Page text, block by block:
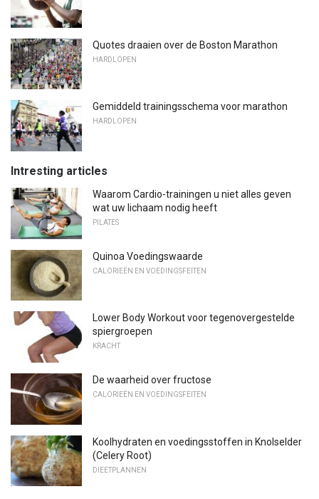
Quotes draaien over de Boston Marathon
HARDLOPEN
Gemiddeld trainingsschema voor marathon
HARDLOPEN
Intresting articles
Waarom Cardio-trainingen u niet alles geven
wat uw lichaam nodig heeft
PILATES
Quinoa Voedingswaarde
CALORIEËN EN VOEDINGSFEITEN
Lower Body Workout voor tegenovergestelde
spiergroepen
KRACHT
De waarheid over fructose
CALORIEËN EN VOEDINGSFEITEN
Koolhydraten en voedingsstoffen in Knolselder
(Celery Root)
DIEETPLANNEN